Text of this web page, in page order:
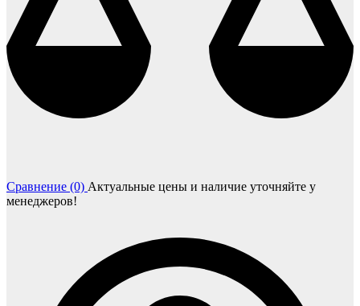
Сравнение (0) Актуальные цены и наличие уточняйте у
менеджеров!